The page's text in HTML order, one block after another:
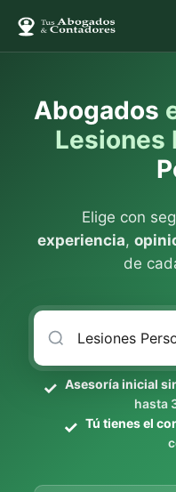
Abogados
Lesiones
Elige con
experiencia,
de
Asesoría inicial
hasta
Tú tienes el